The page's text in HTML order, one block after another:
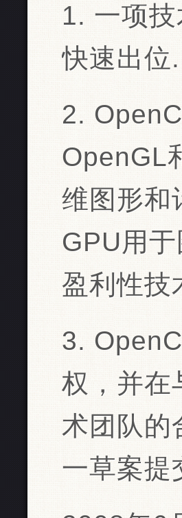
1. 一项
快速出位.
2.
OpenGL
维图形和
GPU用
盈利性技
3.
权，并在
术团队的
一草案提